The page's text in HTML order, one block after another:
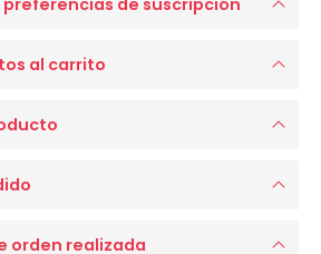
al carrito
orden realizada